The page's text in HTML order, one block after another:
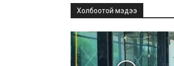
Холбоотой мэдээ